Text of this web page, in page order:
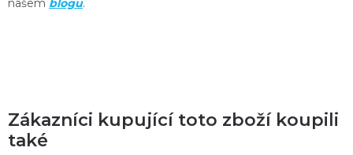
našem blogu.
Zákazníci kupující toto zboží koupili
také